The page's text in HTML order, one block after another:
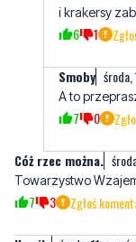
Smoby środa,
A to
Cóż rzec można.
Towarzystwo
Kamila środa, 11
Ja tam nie chce